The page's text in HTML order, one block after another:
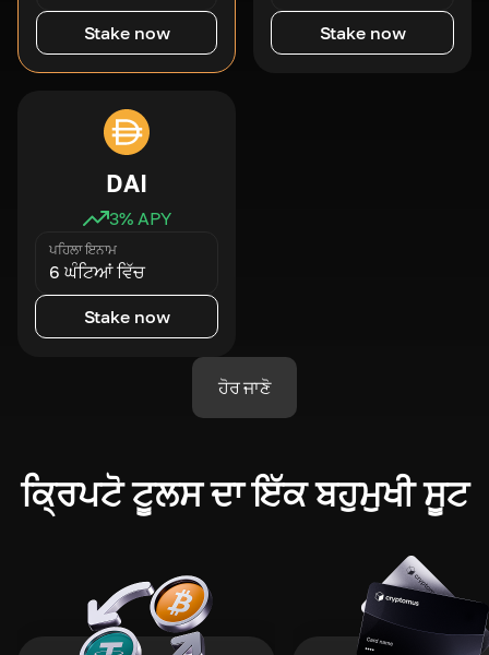
Stake now Stake now
DAI
3% APY
ਪਹਿਲਾ ਇਨਾਮ
6 ਘੰਟਿਆਂ ਵਿੱਚ
Stake now
ਹੋਰ ਜਾਣੋ
ਕ੍ਰਿਪਟੋ ਟੂਲਸ ਦਾ ਇੱਕ ਬਹੁਮੁਖੀ ਸੂਟ